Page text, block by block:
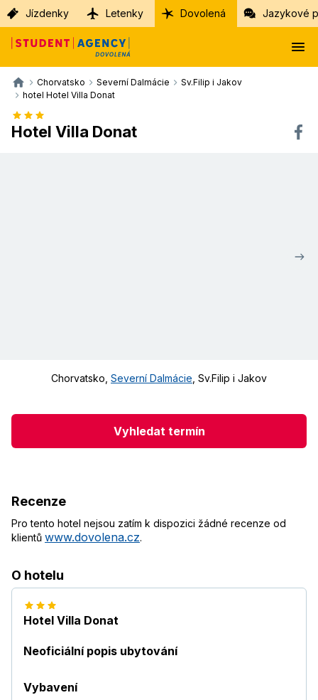
Jízdenky Letenky Dovolená Jazykové
Chorvatsko Severní Dalmácie
Sv.Filip i Jakov
hotel Hotel Villa Donat
Hotel Villa Donat
Chorvatsko Severní Dalmácie Sv.Filip i Jakov
Vyhledat termín
Recenze
Pro tento hotel nejsou zatím k dispozici žádné recenze od
klientů www.dovolena.cz.
O hotelu
Hotel Villa Donat
Neoficiální popis ubytování
Vybavení